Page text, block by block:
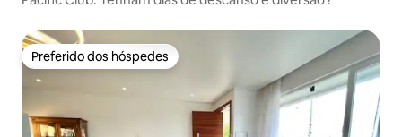
Preferido dos hóspedes
Preferido dos hóspedes